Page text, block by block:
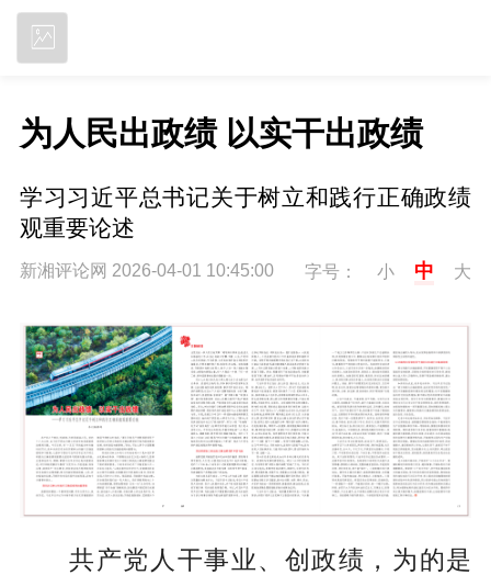
为人民出政绩 以实干出政绩
学习习近平总书记关于树立和践行正确政绩
观重要论述
新湘评论网 2026-04-01 10:45:00 字号： 小 中 大
共产党人干事业、创政绩，为的是